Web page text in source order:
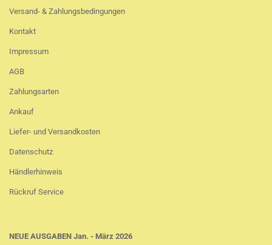
Versand- & Zahlungsbedingungen
Kontakt
Impressum
AGB
Zahlungsarten
Ankauf
Liefer- und Versandkosten
Datenschutz
Händlerhinweis
Rückruf Service
NEUE AUSGABEN Jan. - März 2026